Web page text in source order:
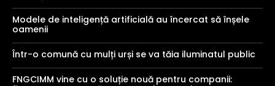
Modele de inteligență artificială au încercat să înșele
oamenii
Într-o comună cu mulți urși se va tăia iluminatul public
FNGCIMM vine cu o soluție nouă pentru companii: